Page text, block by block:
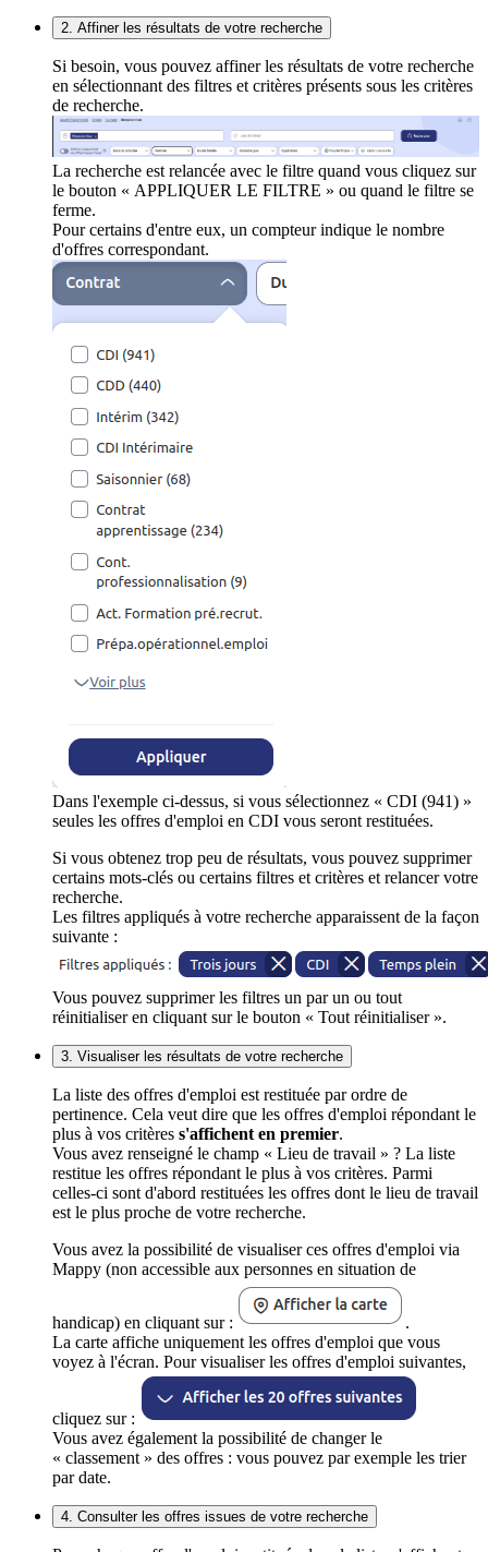
2. Affiner les résultats de votre recherche
Si besoin, vous pouvez affiner les résultats de votre recherche
en sélectionnant des filtres et critères présents sous les critères
de recherche.
La recherche est relancée avec le filtre quand vous cliquez sur
le bouton « APPLIQUER LE FILTRE » ou quand le filtre se
ferme.
Pour certains d'entre eux, un compteur indique le nombre
d'offres correspondant.
Dans l'exemple ci-dessus, si vous sélectionnez « CDI (941) »
seules les offres d'emploi en CDI vous seront restituées.
Si vous obtenez trop peu de résultats, vous pouvez supprimer
certains mots-clés ou certains filtres et critères et relancer votre
recherche.
Les filtres appliqués à votre recherche apparaissent de la façon
suivante :
Vous pouvez supprimer les filtres un par un ou tout
réinitialiser en cliquant sur le bouton « Tout réinitialiser ».
3. Visualiser les résultats de votre recherche
La liste des offres d'emploi est restituée par ordre de
pertinence. Cela veut dire que les offres d'emploi répondant le
plus à vos critères s'affichent en premier.
Vous avez renseigné le champ « Lieu de travail » ? La liste
restitue les offres répondant le plus à vos critères. Parmi
celles-ci sont d'abord restituées les offres dont le lieu de travail
est le plus proche de votre recherche.
Vous avez la possibilité de visualiser ces offres d'emploi via
Mappy (non accessible aux personnes en situation de
handicap) en cliquant sur :
.
La carte affiche uniquement les offres d'emploi que vous
voyez à l'écran. Pour visualiser les offres d'emploi suivantes,
cliquez sur :
Vous avez également la possibilité de changer le
« classement » des offres : vous pouvez par exemple les trier
par date.
4. Consulter les offres issues de votre recherche